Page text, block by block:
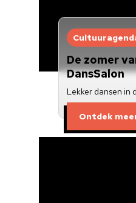
De zomer
DansSalon
Lekker dansen in
Ontdek